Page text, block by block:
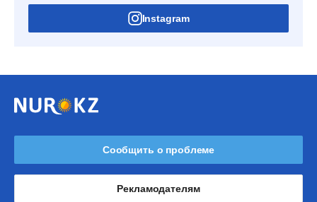
Instagram
Сообщить о проблеме
Рекламодателям